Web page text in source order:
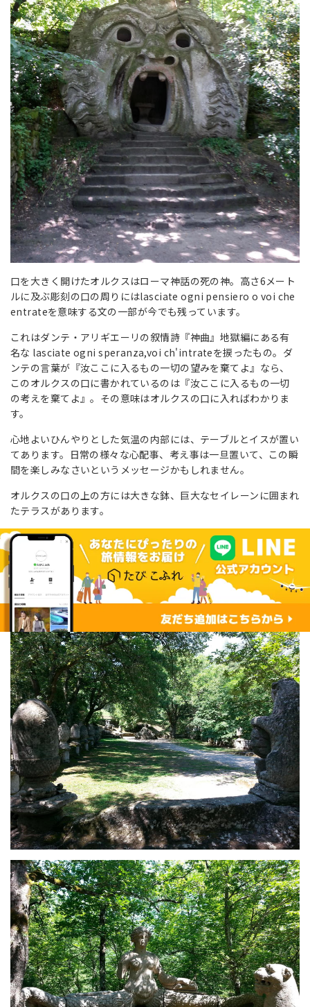
口を大きく開けたオルクスはローマ神話の死の神。高さ6メート
ルに及ぶ彫刻の口の周りにはlasciate ogni pensiero o voi che
entrateを意味する文の一部が今でも残っています。
これはダンテ・アリギエーリの叙情詩『神曲』地獄編にある有
名な lasciate ogni speranza,voi ch'intrateを捩ったもの。ダ
ンテの言葉が『汝ここに入るもの一切の望みを棄てよ』なら、
このオルクスの口に書かれているのは『汝ここに入るもの一切
の考えを棄てよ』。その意味はオルクスの口に入ればわかりま
す。
心地よいひんやりとした気温の内部には、テーブルとイスが置い
てあります。日常の様々な心配事、考え事は一旦置いて、この瞬
間を楽しみなさいというメッセージかもしれません。
オルクスの口の上の方には大きな鉢、巨大なセイレーンに囲まれ
たテラスがあります。